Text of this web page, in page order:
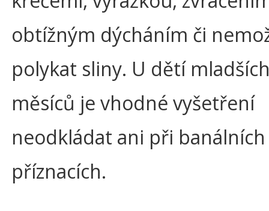
obtížným dýcháním či
polykat sliny. U dětí
měsíců je vhodné vyšetření
neodkládat ani při banálních
příznacích.